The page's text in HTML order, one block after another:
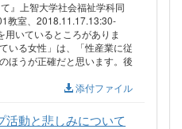
』上智大学社会福祉学科同
教室、2018.11.17.13:30-
いているところがありま
いる女性」は、「性産業に従
ほうが正確だと思います。後
添付ファイル
活動と悲しみについて